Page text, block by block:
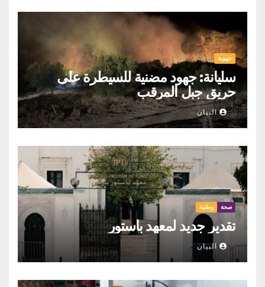
جهوية
سليانة: جهود مضنية للسيطرة على
حريق جبل المرقب
البيان
صحة وطنية
تقدير جديد لمعهد باستور
البيان